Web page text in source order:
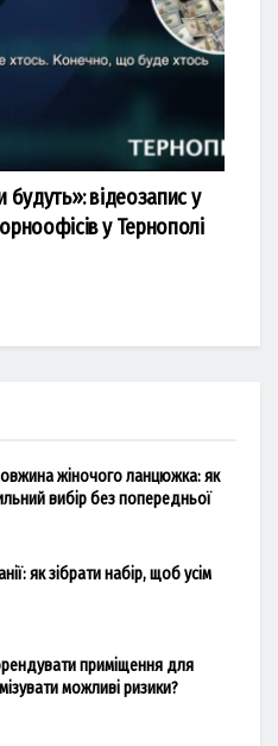
відеозапис у
у Тернополі
жіночого ланцюжка: як
вибір без попередньої
як зібрати набір, щоб усім
приміщення для
можливі ризики?